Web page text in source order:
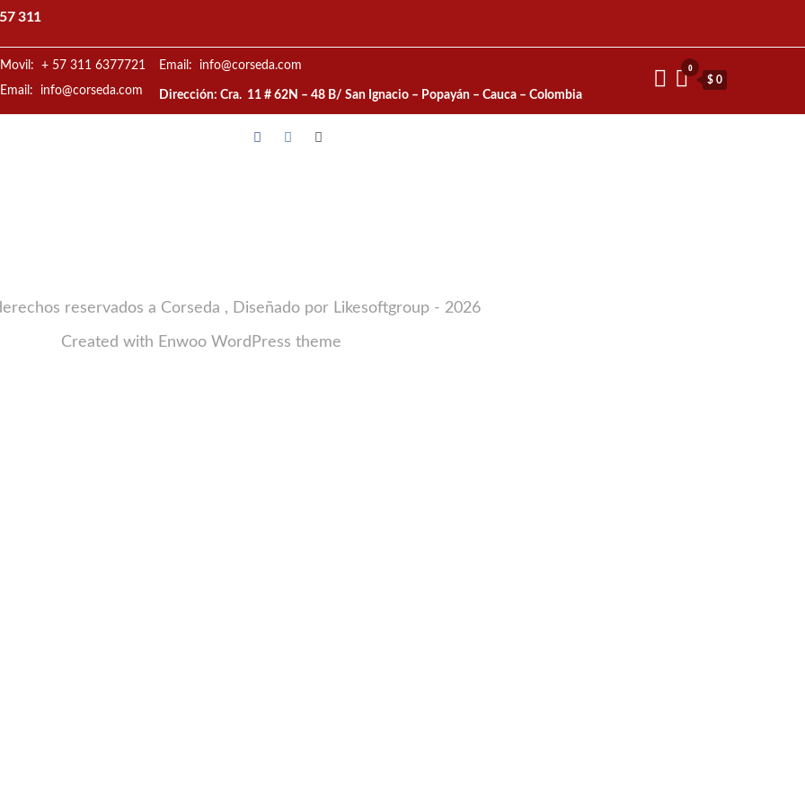
311
Movil: + 57 311 6377721
Email: info@corseda.com
Email: info@corseda.com
Dirección: Cra. 11 # 62N – 48 B/ San Ignacio – Popayán – Cauca – Colombia
0
$ 0
reservados a Corseda , Diseñado por Likesoftgroup - 2026
Created with Enwoo WordPress theme